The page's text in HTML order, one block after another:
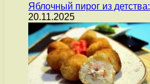
Яблочный пирог из
20.11.2025